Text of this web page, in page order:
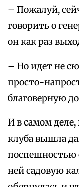
– Пожалуй,
говорить о
он как раз
– Но идет не
просто-
благоверную
И в самом деле,
клуба вышла
поспешностью
ней садовую